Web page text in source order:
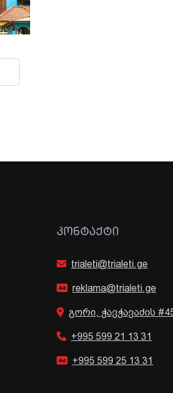
ᲙᲝᲜᲢᲐᲥᲢᲘ
trialeti@trialeti.ge
reklama@trialeti.ge
გორი, ჭავჭავაძის
+995 599 21 13 31
+995 599 25 13 31